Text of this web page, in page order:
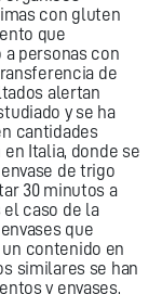
con gluten
que
personas con
de
alertan
y se ha
cantidades
Italia, donde se
de trigo
30 minutos a
caso de la
que
contenido en
similares se han
y envases,